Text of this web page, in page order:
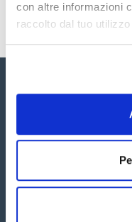
con altre informazioni
raccolto dal tuo